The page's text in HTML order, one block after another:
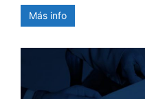
Más info